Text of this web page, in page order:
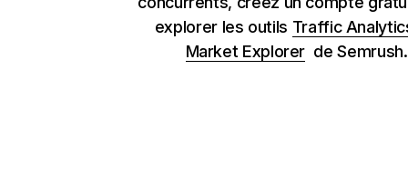
explorer les outils Traffic
Market Explorer de Semrush.